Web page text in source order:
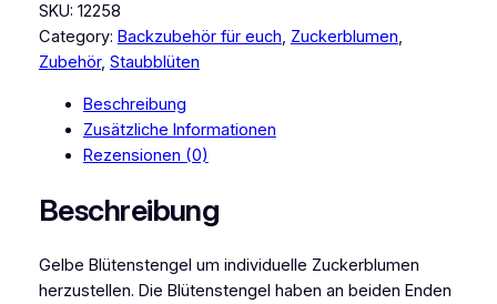
a
k
e
S
t
SKU: 12258
Category: Backzubehör für euch, Zuckerblumen
Zubehör, Staubblüten
Beschreibung
Zusätzliche Informationen
Rezensionen (0)
Beschreibung
Gelbe Blütenstengel um individuelle Zuckerblumen
herzustellen. Die Blütenstengel haben an beiden Enden